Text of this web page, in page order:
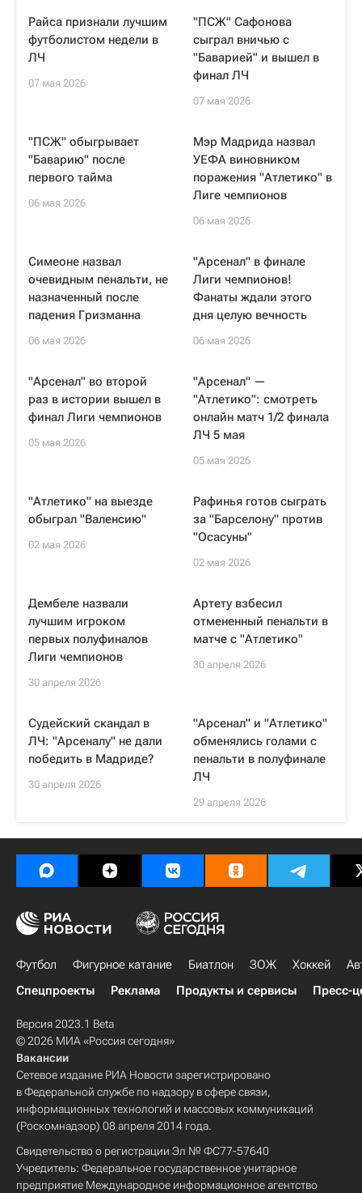
Райса признали лучшим
футболистом недели в
ЛЧ
07 мая 2026
"ПСЖ" Сафонова
сыграл вничью с
"Баварией" и вышел в
финал ЛЧ
07 мая 2026
"ПСЖ" обыгрывает
"Баварию" после
первого тайма
06 мая 2026
Мэр Мадрида назвал
УЕФА виновником
поражения "Атлетико" в
Лиге чемпионов
06 мая 2026
Симеоне назвал
очевидным пенальти, не
назначенный после
падения Гризманна
06 мая 2026
"Арсенал" в финале
Лиги чемпионов!
Фанаты ждали этого
дня целую вечность
06 мая 2026
"Арсенал" во второй
раз в истории вышел в
финал Лиги чемпионов
05 мая 2026
"Арсенал" —
"Атлетико": смотреть
онлайн матч 1/2 финала
ЛЧ 5 мая
05 мая 2026
"Атлетико" на выезде
обыграл "Валенсию"
02 мая 2026
Рафинья готов сыграть
за "Барселону" против
"Осасуны"
02 мая 2026
Дембеле назвали
лучшим игроком
первых полуфиналов
Лиги чемпионов
30 апреля 2026
Артету взбесил
отмененный пенальти в
матче с "Атлетико"
30 апреля 2026
Судейский скандал в
ЛЧ: "Арсеналу" не дали
победить в Мадриде?
30 апреля 2026
"Арсенал" и "Атлетико"
обменялись голами с
пенальти в полуфинале
ЛЧ
29 апреля 2026
Футбол Фигурное катание Биатлон ЗОЖ Хоккей
Спецпроекты
Реклама Продукты и сервисы Пресс-
Версия 2023.1 Beta
© 2026 МИА «Россия сегодня»
Вакансии
Сетевое издание РИА Новости зарегистрировано
в Федеральной службе по надзору в сфере связи,
информационных технологий и массовых коммуникаций
(Роскомнадзор) 08 апреля 2014 года.
Свидетельство о регистрации Эл № ФС77-57640
Учредитель: Федеральное государственное унитарное
предприятие Международное информационное агентство